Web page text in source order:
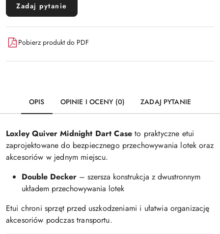
Zadaj pytanie
Pobierz produkt do PDF
OPIS OPINIE I OCENY (0) ZADAJ PYTANIE
Loxley Quiver Midnight Dart Case to praktyczne etui
zaprojektowane do bezpiecznego przechowywania lotek oraz
akcesoriów w jednym miejscu.
Double Decker – szersza konstrukcja z dwustronnym
układem przechowywania lotek
Etui chroni sprzęt przed uszkodzeniami i ułatwia organizację
akcesoriów podczas transportu.